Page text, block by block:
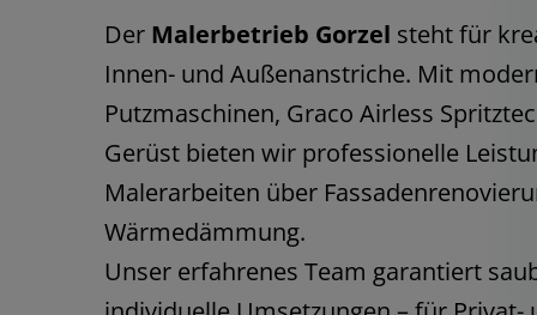
Der Malerbetrieb Gorzel steht für
Innen- und Außenanstriche. Mit
Putzmaschinen, Graco Airless
Gerüst bieten wir professionelle
Malerarbeiten über
Wärmedämmung.
Unser erfahrenes Team garantiert